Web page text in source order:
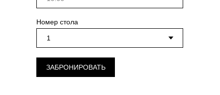
Номер стола
ЗАБРОНИРОВАТЬ